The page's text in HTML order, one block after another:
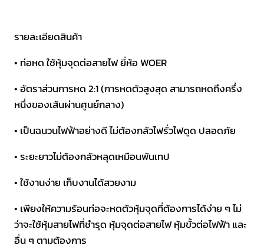
ขดละ
เมตร
ชิ้น
รายละเอียดสินค้า
• ท่อหด ใช้หุ้มจุดต่อสายไฟ ยี่ห้อ WOER
• อัตราส่วนการหด 2:1 (การหดตัวสูงสุด สามารถหดถึงครึ่ง
หนึ่งของเส้นผ่านศูนย์กลาง)
• เป็นฉนวนไฟฟ้าอย่างดี ไม่ต้องกลัวไฟรั่วไฟดูด ปลอดภัย
• ระยะยาวไม่ต้องกลัวหลุดเหมือนพันเทป
• ใช้งานง่าย เก็บงานได้สวยงาม
• เพียงให้ความร้อนท่อจะหดตัวหุ้มจุดที่ต้องการได้ง่าย ๆ ไม่
ว่าจะใช้หุ้มสายไฟที่ชำรุด หุ้มจุดต่อสายไฟ หุ้มขั้วต่อไฟฟ้า และ
อื่น ๆ ตามต้องการ